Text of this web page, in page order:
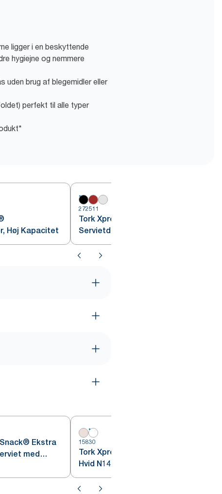
ligger i en beskyttende
hygiejne og nemmere
uden brug af blegemidler eller
perfekt til alle typer
Høj Kapacitet
272511
Tork Xpressnap®
Servietdispenser til disk, Sort N4
Ekstra
med
15830
Tork Xpressnap Fit® Serviet,
Hvid N14